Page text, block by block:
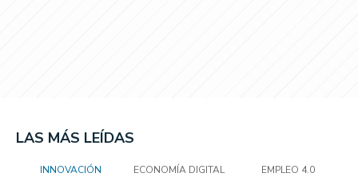
LAS MÁS LEÍDAS
INNOVACIÓN ECONOMÍA DIGITAL EMPLEO 4.0